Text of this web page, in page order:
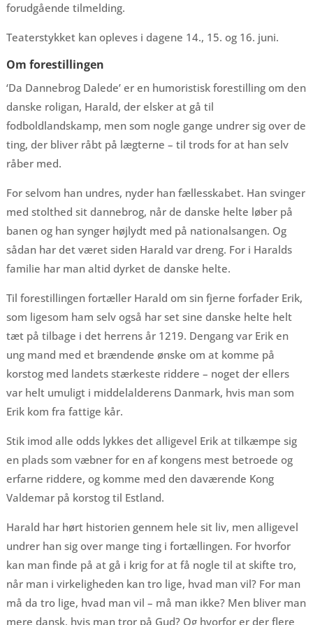
forudgående tilmelding.
Teaterstykket kan opleves i dagene 14., 15. og 16. juni.
Om forestillingen
‘Da Dannebrog Dalede’ er en humoristisk forestilling om den
danske roligan, Harald, der elsker at gå til
fodboldlandskamp, men som nogle gange undrer sig over de
ting, der bliver råbt på lægterne – til trods for at han selv
råber med.
For selvom han undres, nyder han fællesskabet. Han svinger
med stolthed sit dannebrog, når de danske helte løber på
banen og han synger højlydt med på nationalsangen. Og
sådan har det været siden Harald var dreng. For i Haralds
familie har man altid dyrket de danske helte.
Til forestillingen fortæller Harald om sin fjerne forfader Erik,
som ligesom ham selv også har set sine danske helte helt
tæt på tilbage i det herrens år 1219. Dengang var Erik en
ung mand med et brændende ønske om at komme på
korstog med landets stærkeste riddere – noget der ellers
var helt umuligt i middelalderens Danmark, hvis man som
Erik kom fra fattige kår.
Stik imod alle odds lykkes det alligevel Erik at tilkæmpe sig
en plads som væbner for en af kongens mest betroede og
erfarne riddere, og komme med den daværende Kong
Valdemar på korstog til Estland.
Harald har hørt historien gennem hele sit liv, men alligevel
undrer han sig over mange ting i fortællingen. For hvorfor
kan man finde på at gå i krig for at få nogle til at skifte tro,
når man i virkeligheden kan tro lige, hvad man vil? For man
må da tro lige, hvad man vil – må man ikke? Men bliver man
mere dansk, hvis man tror på Gud? Og hvorfor er der flere